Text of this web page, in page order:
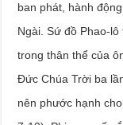
ban phát, hành
Ngài. Sứ đồ Phao-
trong thân thể của
Đức Chúa Trời ba
nên phước hạnh